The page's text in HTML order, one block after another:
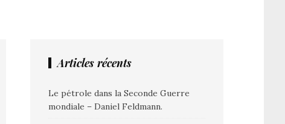
Articles récents
Le pétrole dans la Seconde Guerre
mondiale – Daniel Feldmann.